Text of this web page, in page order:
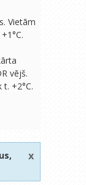
Vietām
vējš.
+2°C.
x